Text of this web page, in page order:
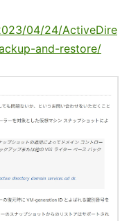
04/24/ActiveDire
and-restore/